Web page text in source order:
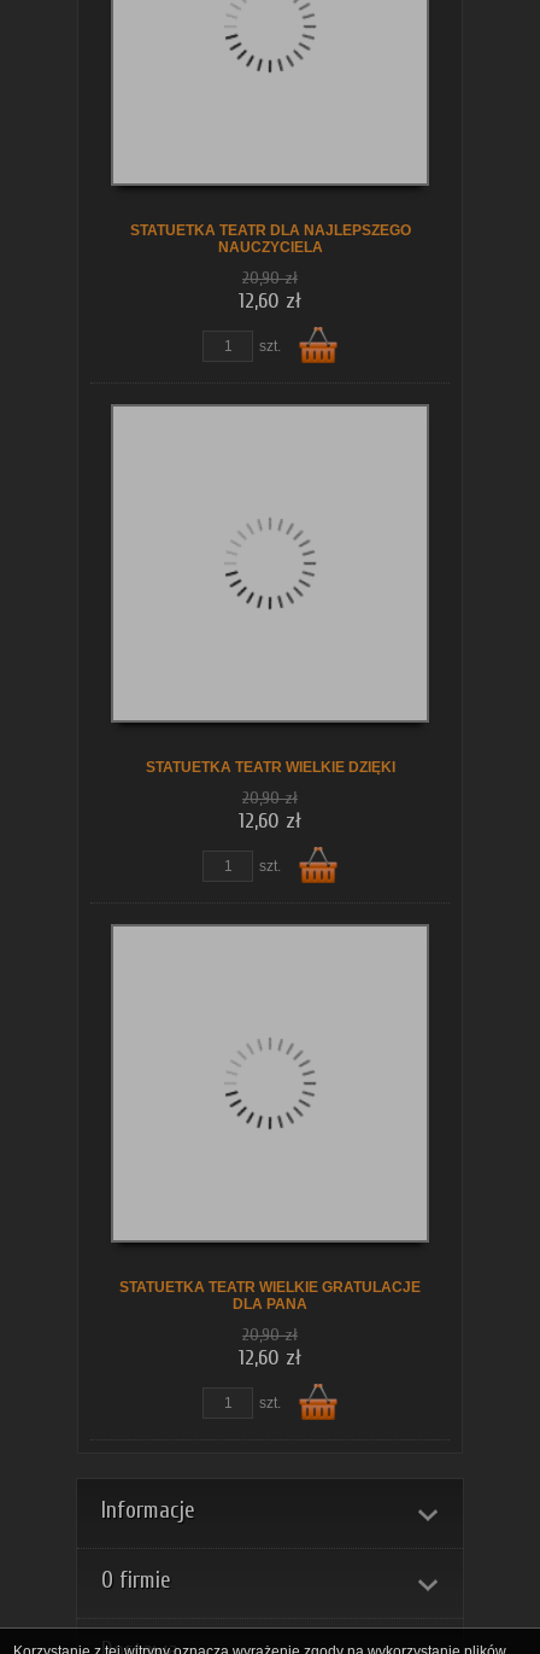
STATUETKA TEATR DLA NAJLEPSZEGO
NAUCZYCIELA
20,90 zł
12,60 zł
szt.
STATUETKA TEATR WIELKIE DZIĘKI
20,90 zł
12,60 zł
szt.
STATUETKA TEATR WIELKIE GRATULACJE
DLA PANA
20,90 zł
12,60 zł
szt.
Informacje
O firmie